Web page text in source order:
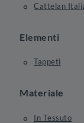
Cattelan
Elementi
Tappeti
Materiale
In Tessuto